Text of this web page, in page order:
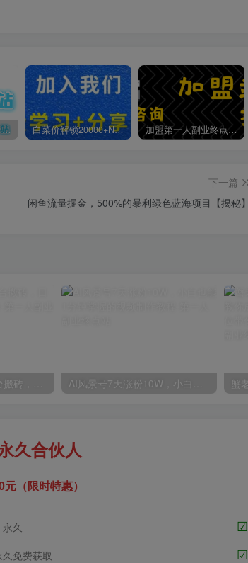
你还在到处找项目？还在当韭菜？我靠卖项目一个月收入5万+，曾经我也是个失败者。 白菜价解锁20000+N个赚钱机会，加入第一人副业终点站会员，全站资源免费学习。 加盟第一人副业终点站，搭建同款项目资源站，实现日入2000+
下一篇
闲鱼流量掘金，500%的暴利绿色蓝海项目【揭秘】
（12362期）兼职平台搬砖，日入500+无脑操作可矩阵 AI风景号7天涨粉10W，小白也能1分钟掌握的视频制作教程
久合伙人
（限时特惠）
久
免费获取
☑
☑